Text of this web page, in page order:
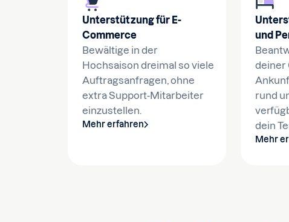
Unterstützung für E-
Commerce
Bewältige in der
Hochsaison dreimal so viele
Auftragsanfragen, ohne
extra Support-Mitarbeiter
einzustellen.
Mehr erfahren
und
deiner
rund
dein
Mehr